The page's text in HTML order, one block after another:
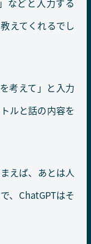
などと入力する
えてくれるでし
考えて」と入力
ルと話の内容を
えば、あとは人
、ChatGPTはそ